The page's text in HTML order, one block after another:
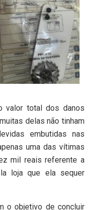
valor total dos danos
delas não tinham
embutidas nas
uma das vítimas
mil reais referente a
loja que ela sequer
o objetivo de concluir